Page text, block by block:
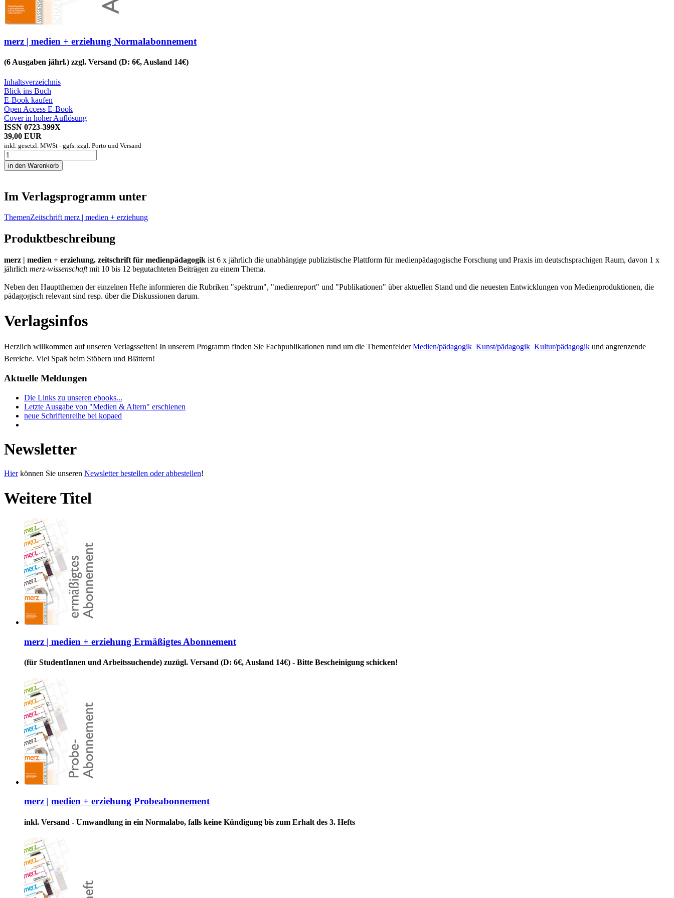
merz | medien + erziehung Normalabonnement
(6 Ausgaben jährl.) zzgl. Versand (D: 6€, Ausland 14€)
Inhaltsverzeichnis
Blick ins Buch
E-Book kaufen
Open Access E-Book
Cover in hoher Auflösung
ISSN 0723-399X
39,00 EUR
inkl. gesetzl. MWSt - ggfs. zzgl. Porto und Versand
Im Verlagsprogramm unter
ThemenZeitschrift merz | medien + erziehung
Produktbeschreibung
merz | medien + erziehung. zeitschrift für medienpädagogik ist 6 x jährlich die unabhängige publizistische Plattform für medienpädagogische Forschung und Praxis im deutschsprachigen Raum, davon 1 x
jährlich merz-wissenschaftmit 10 bis 12 begutachteten Beiträgen zu einem Thema.
Neben den Hauptthemen der einzelnen Hefte informieren die Rubriken "spektrum", "medienreport" und "Publikationen" über aktuellen Stand und die neuesten Entwicklungen von Medienproduktionen, die
pädagogisch relevant sind resp. über die Diskussionen darum.
Verlagsinfos
Herzlich willkommen auf unseren Verlagsseiten! In unserem Programm finden Sie Fachpublikationen rund um die ThemenfelderMedien/pädagogik Kunst/pädagogik Kultur/pädagogik und angrenzende
Bereiche. Viel Spaß beim Stöbern und Blättern!
Aktuelle Meldungen
Die Links zu unseren ebooks...
Letzte Ausgabe von "Medien & Altern" erschienen
neue Schriftenreihe bei kopaed
Newsletter
Hierkönnen Sie unseren Newsletter bestellen oder abbestellen!
Weitere Titel
merz | medien + erziehung Ermäßigtes Abonnement
(für StudentInnen und Arbeitssuchende) zuzügl. Versand (D: 6€, Ausland 14€) - Bitte Bescheinigung schicken!
merz | medien + erziehung Probeabonnement
inkl. Versand - Umwandlung in ein Normalabo, falls keine Kündigung bis zum Erhalt des 3. Hefts